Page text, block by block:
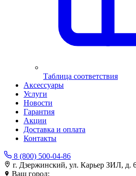
Таблица соответствия
Аксессуары
Услуги
Новости
Гарантия
Акции
Доставка и оплата
Контакты
8 (800) 500-04-86
г. Дзержинский, ул. Карьер ЗИЛ, д.
Ваш город: